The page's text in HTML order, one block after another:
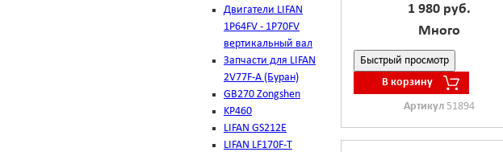
Двигатели LIFAN
1Р64FV - 1Р70FV
вертикальный вал
Запчасти для LIFAN
2V77F-A (Буран)
GB270 Zongshen
KP460
LIFAN GS212E
LIFAN LF170F-T
1 980 руб.
Много
Быстрый просмотр
В корзину
Артикул51894